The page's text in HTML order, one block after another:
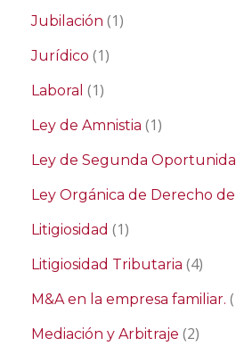
Jubilación (1)
Jurídico (1)
Laboral (1)
Ley de Amnistia (1)
Ley de Segunda
Ley Orgánica de Derecho
Litigiosidad (1)
Litigiosidad Tributaria (4)
M&A en la empresa familiar.
Mediación y Arbitraje (2)